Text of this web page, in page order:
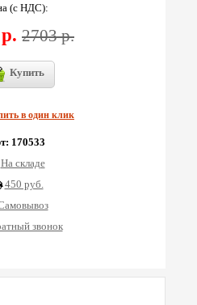
(с НДС):
2703 р.
Купить
в один клик
170533
На складе
450 руб.
звонок